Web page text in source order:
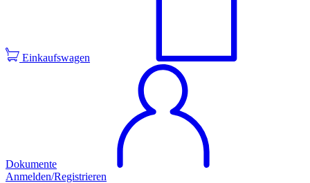
Einkaufswagen
Dokumente
Anmelden/Registrieren